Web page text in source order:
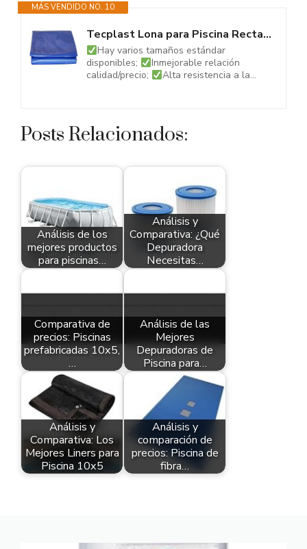
MÁS VENDIDO NO. 10
Tecplast Lona para Piscina Rectangular 6x10 m PO155RD – Lona con Red de...
Hay varios tamaños estándar
disponibles;
Inmejorable relación
calidad/precio;
Alta resistencia a la...
Posts Relacionados:
Análisis de los
mejores productos
para piscinas…
Análisis y
Comparativa: ¿Qué
Depuradora
Necesitas…
Comparativa de
precios: Piscinas
prefabricadas 10x5,
…
Análisis de las
Mejores
Depuradoras de
Piscina para…
Análisis y
Comparativa: Los
Mejores Liners para
Piscina 10x5
Análisis y
comparación de
precios: Piscina de
fibra…